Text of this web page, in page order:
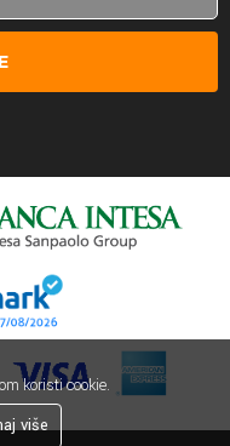
koristi cookie.
više